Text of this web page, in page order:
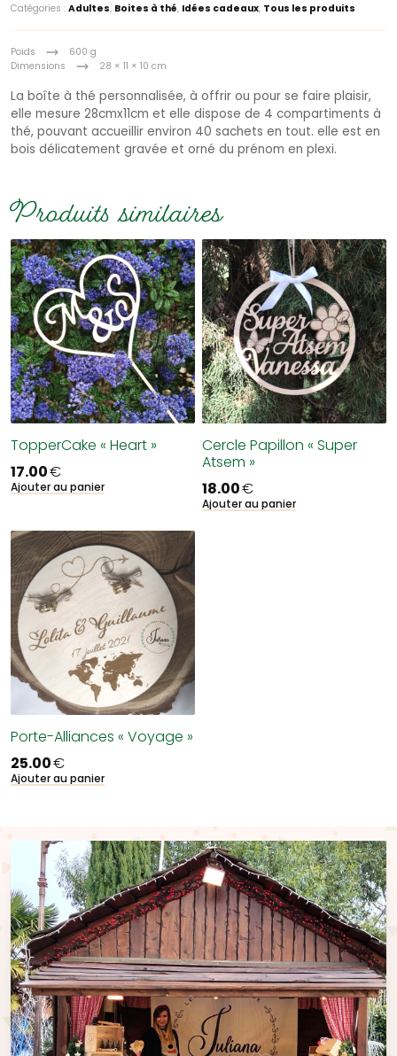
Catégories : Adultes, Boites à thé, Idées cadeaux, Tous les produits
Poids
600 g
Dimensions
28 × 11 × 10 cm
La boîte à thé personnalisée, à offrir ou pour se faire plaisir,
elle mesure 28cmx11cm et elle dispose de 4 compartiments à
thé, pouvant accueillir environ 40 sachets en tout. elle est en
bois délicatement gravée et orné du prénom en plexi.
Produits similaires
TopperCake « Heart »
17.00€
Ajouter au panier
Cercle Papillon « Super
Atsem »
18.00€
Ajouter au panier
Porte-Alliances « Voyage »
25.00€
Ajouter au panier